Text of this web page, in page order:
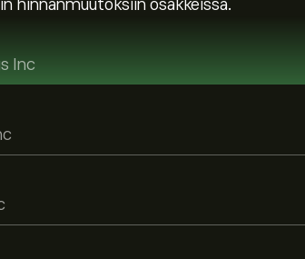
hinnanmuutoksiin osakkeissa.
Inc